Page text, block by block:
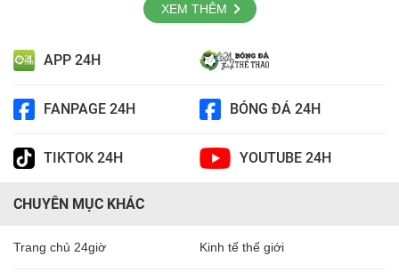
XEM THÊM
APP 24H
FANPAGE 24H BÓNG ĐÁ 24H
TIKTOK 24H YOUTUBE 24H
CHUYÊN MỤC KHÁC
Trang chủ 24giờ Kinh tế thế giới